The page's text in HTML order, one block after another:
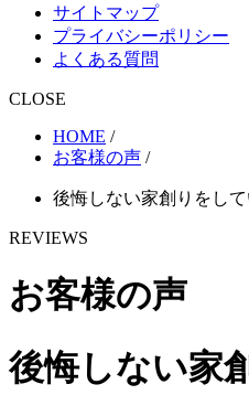
サイトマップ
プライバシーポリシー
よくある質問
CLOSE
HOME /
お客様の声 /
後悔しない家創りをして
REVIEWS
お客様の声
後悔しない家